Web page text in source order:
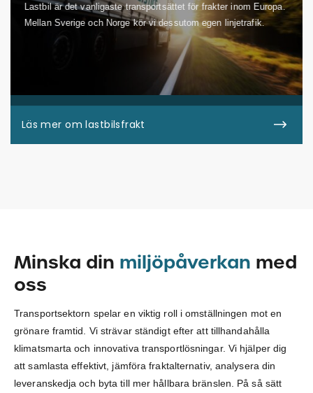
Lastbil är det vanligaste transportsättet för frakter inom Europa.
Mellan Sverige och Norge kör vi dessutom egen linjetrafik.
Läs mer om lastbilsfrakt
Minska din miljöpåverkan med
oss
Transportsektorn spelar en viktig roll i omställningen mot en
grönare framtid. Vi strävar ständigt efter att tillhandahålla
klimatsmarta och innovativa transportlösningar. Vi hjälper dig
att samlasta effektivt, jämföra fraktalternativ, analysera din
leveranskedja och byta till mer hållbara bränslen. På så sätt